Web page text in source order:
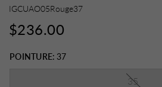
IGCUAO05Rouge37
$236.00
POINTURE: 37
35